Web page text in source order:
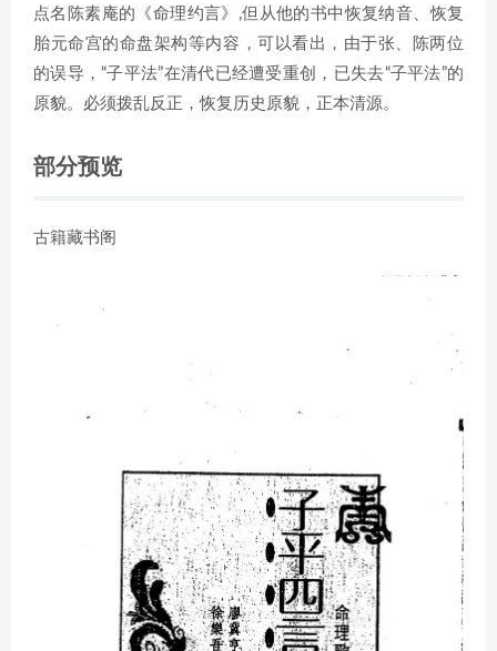
点名陈素庵的《命理约言》,但从他的书中恢复纳音、恢复
胎元命宫的命盘架构等内容，可以看出，由于张、陈两位
的误导，“子平法”在清代已经遭受重创，已失去“子平法”的
原貌。必须拨乱反正，恢复历史原貌，正本清源。
部分预览
古籍藏书阁